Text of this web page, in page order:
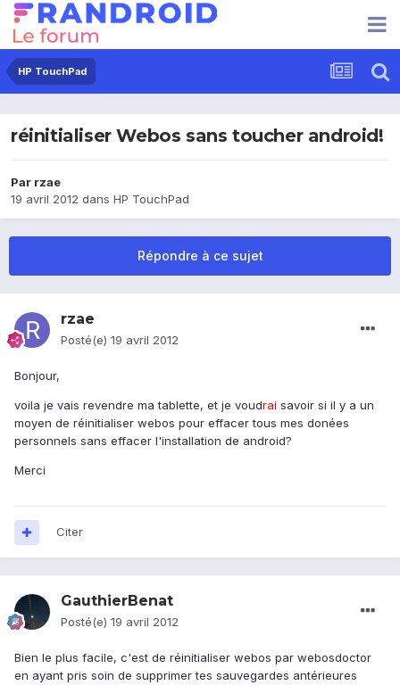
HP TouchPad
réinitialiser Webos sans toucher android!
Par rzae
19 avril 2012 dans HP TouchPad
Répondre à ce sujet
rzae
Posté(e) 19 avril 2012
Bonjour,
voila je vais revendre ma tablette, et je voudrai savoir si il y a un
moyen de réinitialiser webos pour effacer tous mes donées
personnels sans effacer l'installation de android?
Merci
Citer
GauthierBenat
Posté(e) 19 avril 2012
Bien le plus facile, c'est de réinitialiser webos par webosdoctor
en ayant pris soin de supprimer tes sauvegardes antérieures